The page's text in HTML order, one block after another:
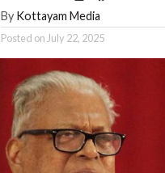
By Kottayam Media
Posted onJuly 22, 2025